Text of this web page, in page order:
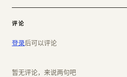
评论
登录后可以评论
暂无评论，来说两句吧